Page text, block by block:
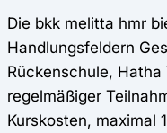
Die bkk melitta hmr
Handlungsfeldern
Rückenschule,
regelmäßiger
Kurskosten, maximal